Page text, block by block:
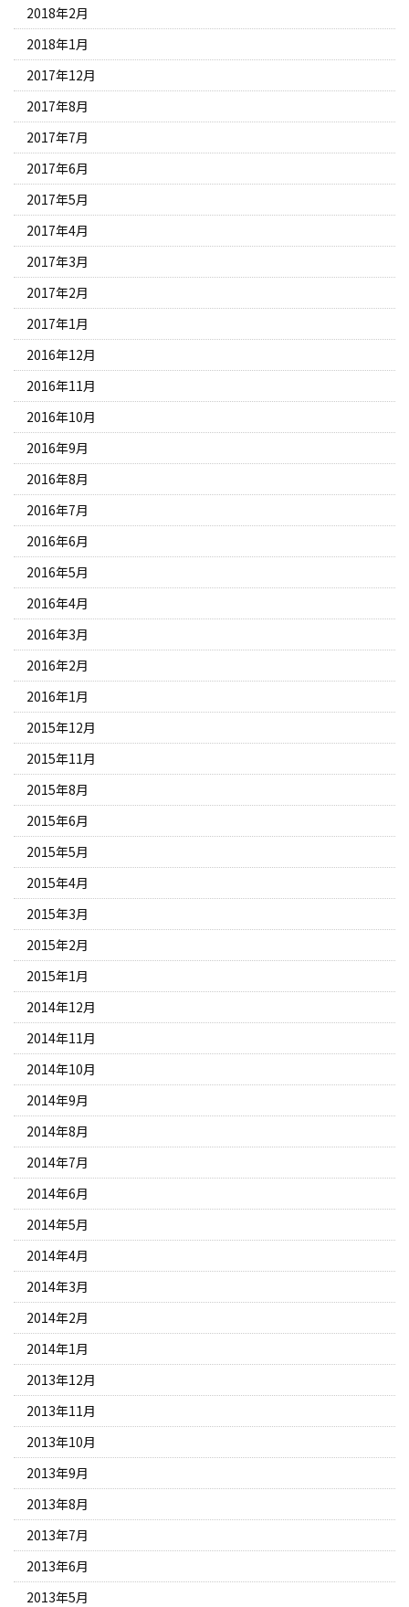
2018年2月
2018年1月
2017年12月
2017年8月
2017年7月
2017年6月
2017年5月
2017年4月
2017年3月
2017年2月
2017年1月
2016年12月
2016年11月
2016年10月
2016年9月
2016年8月
2016年7月
2016年6月
2016年5月
2016年4月
2016年3月
2016年2月
2016年1月
2015年12月
2015年11月
2015年8月
2015年6月
2015年5月
2015年4月
2015年3月
2015年2月
2015年1月
2014年12月
2014年11月
2014年10月
2014年9月
2014年8月
2014年7月
2014年6月
2014年5月
2014年4月
2014年3月
2014年2月
2014年1月
2013年12月
2013年11月
2013年10月
2013年9月
2013年8月
2013年7月
2013年6月
2013年5月